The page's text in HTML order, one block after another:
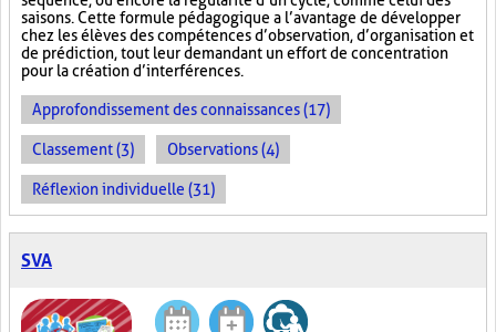
saisons. Cette formule pédagogique a l’avantage de développer
chez les élèves des compétences d’observation, d’organisation et
de prédiction, tout leur demandant un effort de concentration
pour la création d’interférences.
Approfondissement des connaissances (17)
Classement (3) Observations (4)
Réflexion individuelle (31)
SVA